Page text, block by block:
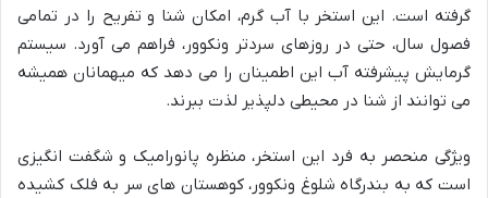
گرفته است. این استخر با آب گرم، امکان شنا و تفریح را در تمامی
فصول سال، حتی در روزهای سردتر ونکوور، فراهم می آورد. سیستم
گرمایش پیشرفته آب این اطمینان را می دهد که میهمانان همیشه
می توانند از شنا در محیطی دلپذیر لذت ببرند.
ویژگی منحصر به فرد این استخر، منظره پانورامیک و شگفت انگیزی
است که به بندرگاه شلوغ ونکوور، کوهستان های سر به فلک کشیده